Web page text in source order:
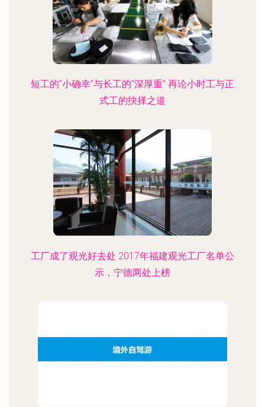
短工的“小确幸”与长工的“深厚重” 再论小时工与正
式工的抉择之道
工厂成了观光好去处 2017年福建观光工厂名单公
示，宁德两处上榜